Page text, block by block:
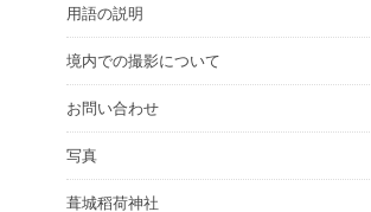
用語の説明
境内での撮影について
お問い合わせ
写真
葺城稻荷神社